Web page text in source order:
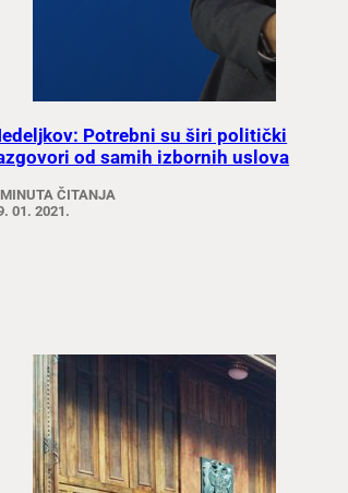
Potrebni su širi politički
od samih izbornih uslova
ČITANJA
01. 2021.